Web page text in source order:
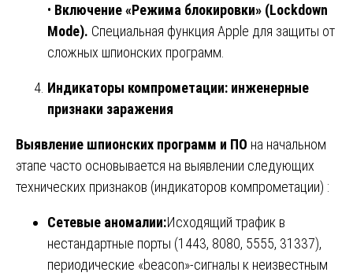
• Включение «Режима блокировки» (Lockdown
Mode). Специальная функция Apple для защиты от
сложных шпионских программ.
Индикаторы компрометации: инженерные
признаки заражения
Выявление шпионских программ и ПО на начальном
этапе часто основывается на выявлении следующих
технических признаков (индикаторов компрометации) :
Сетевые аномалии:Исходящий трафик в
нестандартные порты (1443, 8080, 5555, 31337),
периодические «beacon»-сигналы к неизвестным